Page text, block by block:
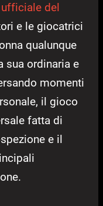
del
e le giocatrici
qualunque
sua ordinaria e
momenti
il gioco
fatta di
e il